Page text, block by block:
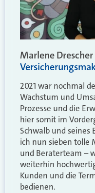
Marlene Drescher
2021 war nochmal
Wachstum und
Prozesse und die
hier somit im
Schwalb und seines
ich nun sieben tolle
und Beraterteam –
weiterhin
Kunden und die
bedienen.